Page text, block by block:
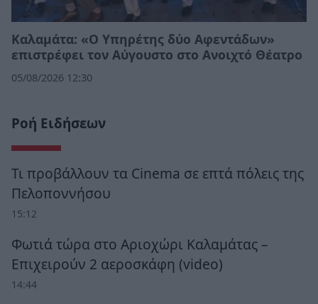
Καλαμάτα: «Ο Υπηρέτης δύο Αφεντάδων»
επιστρέφει τον Αύγουστο στο Ανοιχτό Θέατρο
05/08/2026 12:30
Ροή Ειδήσεων
Τι προβάλλουν τα Cinema σε επτά πόλεις της
Πελοποννήσου
15:12
Φωτιά τώρα στο Αριοχώρι Καλαμάτας –
Επιχειρούν 2 αεροσκάφη (video)
14:44